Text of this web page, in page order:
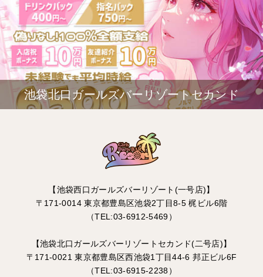
池袋北口ガールズバーリゾートセカンド
【池袋西口ガールズバーリゾート(一号店)】
〒171-0014 東京都豊島区池袋2丁目8-5 梶ビル6階
（TEL:03-6912-5469）
【池袋北口ガールズバーリゾートセカンド(二号店)】
〒171-0021 東京都豊島区西池袋1丁目44-6 邦正ビル6F
（TEL:03-6915-2238）